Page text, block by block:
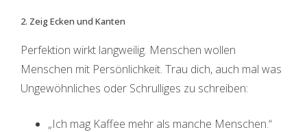
2. Zeig Ecken und Kanten
Perfektion wirkt langweilig. Menschen wollen
Menschen mit Persönlichkeit. Trau dich, auch mal was
Ungewöhnliches oder Schrulliges zu schreiben:
„Ich mag Kaffee mehr als manche Menschen.“